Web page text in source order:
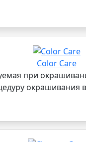
Color Care
при
окрашивания в